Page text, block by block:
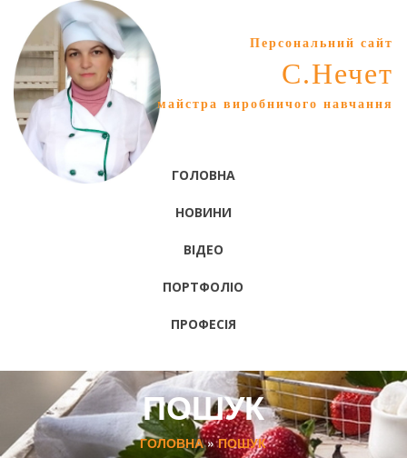
Персональний сайт
С.Нечет
майстра виробничого навчання
ГОЛОВНА
НОВИНИ
ВІДЕО
ПОРТФОЛІО
ПРОФЕСІЯ
ПОШУК
ГОЛОВНА»ПОШУК